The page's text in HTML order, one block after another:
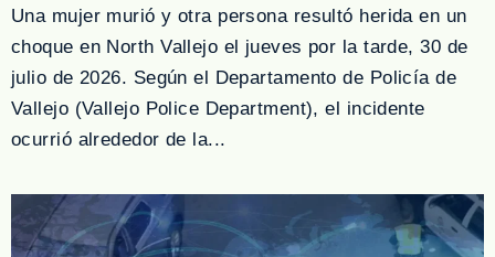
Una mujer murió y otra persona resultó herida en un
choque en North Vallejo el jueves por la tarde, 30 de
julio de 2026. Según el Departamento de Policía de
Vallejo (Vallejo Police Department), el incidente
ocurrió alrededor de la...